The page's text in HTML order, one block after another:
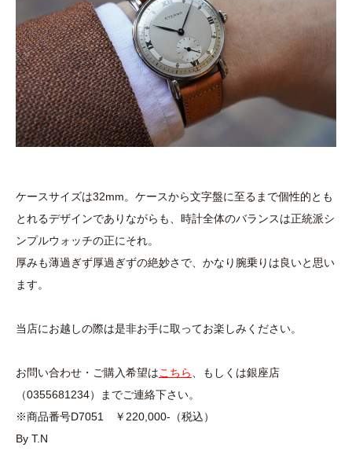
ケースサイズは32mm。ケースから文字盤に至るまで個性的とも
とれるデザインでありながらも、時計全体のバランスは正統派シ
ンプルウォッチの正にそれ。
厚みも薄過ぎず厚過ぎずの絶妙さで、かなり腕乗りは良いと思い
ます。
当店にお越しの際は是非お手に取ってお楽しみください。
お問い合わせ・ご購入希望はこちら
、もしくは銀座店
（0355681234）までご連絡下さい。
※商品番号D7051 ￥220,000-（税込）
By T.N